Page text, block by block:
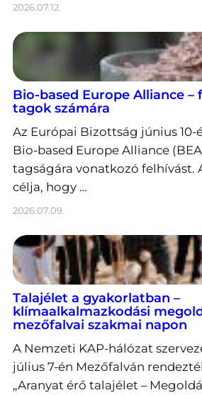
2026.07.12.
Bio-based Europe Alliance –
tagok számára
Az Európai Bizottság június 10-
Bio-based Europe Alliance
tagságára vonatkozó felhívást.
célja, hogy …
2026.07.09.
Talajélet a gyakorlatban –
klímaalkalmazkodási
mezőfalvai szakmai napon
A Nemzeti KAP-hálózat
július 7-én Mezőfalván
„Aranyat érő talajélet –